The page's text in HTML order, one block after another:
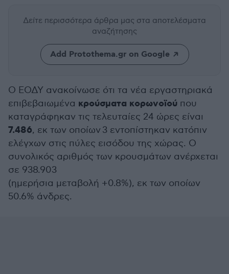
Δείτε περισσότερα άρθρα μας στα αποτελέσματα
αναζήτησης
Add Protothema.gr on Google
Ο ΕΟΔΥ ανακοίνωσε ότι τα νέα εργαστηριακά
επιβεβαιωμένα κρούσματα κορωνοϊού που
καταγράφηκαν τις τελευταίες 24 ώρες είναι
7.486, εκ των οποίων 3 εντοπίστηκαν κατόπιν
ελέγχων στις πύλες εισόδου της χώρας. Ο
συνολικός αριθμός των κρουσμάτων ανέρχεται
σε 938.903
(ημερήσια μεταβολή +0.8%), εκ των οποίων
50.6% άνδρες.